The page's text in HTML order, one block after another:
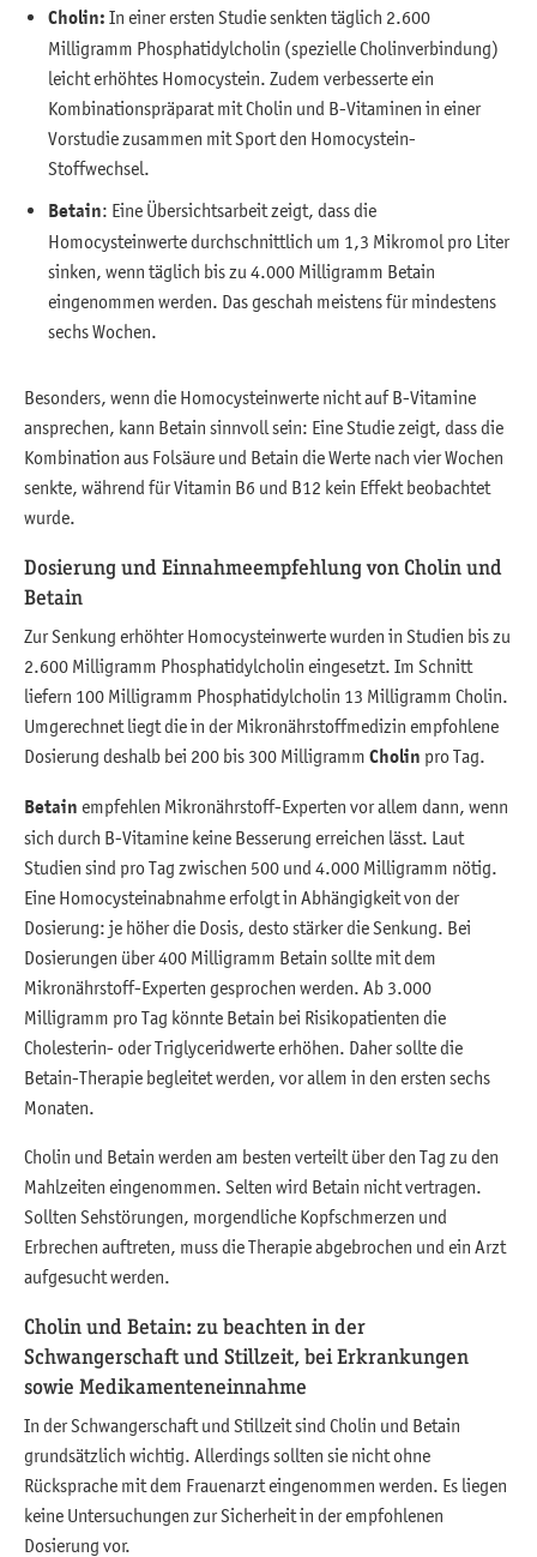
Cholin: In einer ersten Studie senkten täglich 2.600
Milligramm Phosphatidylcholin (spezielle Cholinverbindung)
leicht erhöhtes Homocystein. Zudem verbesserte ein
Kombinationspräparat mit Cholin und B-Vitaminen in einer
Vorstudie zusammen mit Sport den Homocystein-
Stoffwechsel.
Betain: Eine Übersichtsarbeit zeigt, dass die
Homocysteinwerte durchschnittlich um 1,3 Mikromol pro Liter
sinken, wenn täglich bis zu 4.000 Milligramm Betain
eingenommen werden. Das geschah meistens für mindestens
sechs Wochen.
Besonders, wenn die Homocysteinwerte nicht auf B-Vitamine
ansprechen, kann Betain sinnvoll sein: Eine Studie zeigt, dass die
Kombination aus Folsäure und Betain die Werte nach vier Wochen
senkte, während für Vitamin B6 und B12 kein Effekt beobachtet
wurde.
Dosierung und Einnahmeempfehlung von Cholin und
Betain
Zur Senkung erhöhter Homocysteinwerte wurden in Studien bis zu
2.600 Milligramm Phosphatidylcholin eingesetzt. Im Schnitt
liefern 100 Milligramm Phosphatidylcholin 13 Milligramm Cholin.
Umgerechnet liegt die in der Mikronährstoffmedizin empfohlene
Dosierung deshalb bei 200 bis 300 Milligramm Cholin pro Tag.
Betain empfehlen Mikronährstoff-Experten vor allem dann, wenn
sich durch B-Vitamine keine Besserung erreichen lässt. Laut
Studien sind pro Tag zwischen 500 und 4.000 Milligramm nötig.
Eine Homocysteinabnahme erfolgt in Abhängigkeit von der
Dosierung: je höher die Dosis, desto stärker die Senkung. Bei
Dosierungen über 400 Milligramm Betain sollte mit dem
Mikronährstoff-Experten gesprochen werden. Ab 3.000
Milligramm pro Tag könnte Betain bei Risikopatienten die
Cholesterin- oder Triglyceridwerte erhöhen. Daher sollte die
Betain-Therapie begleitet werden, vor allem in den ersten sechs
Monaten.
Cholin und Betain werden am besten verteilt über den Tag zu den
Mahlzeiten eingenommen. Selten wird Betain nicht vertragen.
Sollten Sehstörungen, morgendliche Kopfschmerzen und
Erbrechen auftreten, muss die Therapie abgebrochen und ein Arzt
aufgesucht werden.
Cholin und Betain: zu beachten in der
Schwangerschaft und Stillzeit, bei Erkrankungen
sowie Medikamenteneinnahme
In der Schwangerschaft und Stillzeit sind Cholin und Betain
grundsätzlich wichtig. Allerdings sollten sie nicht ohne
Rücksprache mit dem Frauenarzt eingenommen werden. Es liegen
keine Untersuchungen zur Sicherheit in der empfohlenen
Dosierung vor.